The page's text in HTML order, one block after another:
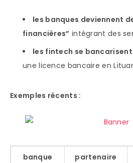
les banques deviennent
financières” intégrant des
les fintech se bancarisent
une licence bancaire en
Exemples récents :
banque
partenaire